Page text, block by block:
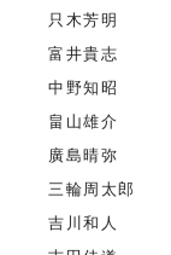
只木芳明
富井貴志
中野知昭
畠山雄介
廣島晴弥
三輪周太郎
吉川和人